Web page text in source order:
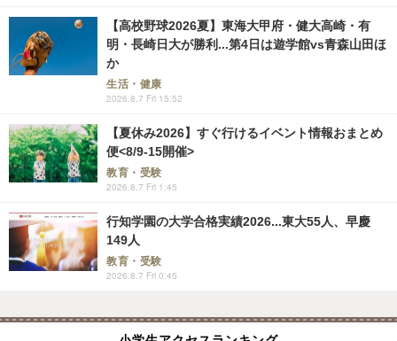
【高校野球2026夏】東海大甲府・健大高崎・有
明・長崎日大が勝利...第4日は遊学館vs青森山田ほ
か
生活・健康
2026.8.7 Fri 15:52
【夏休み2026】すぐ行けるイベント情報おまとめ
便<8/9-15開催>
教育・受験
2026.8.7 Fri 1:45
行知学園の大学合格実績2026...東大55人、早慶
149人
教育・受験
2026.8.7 Fri 0:45